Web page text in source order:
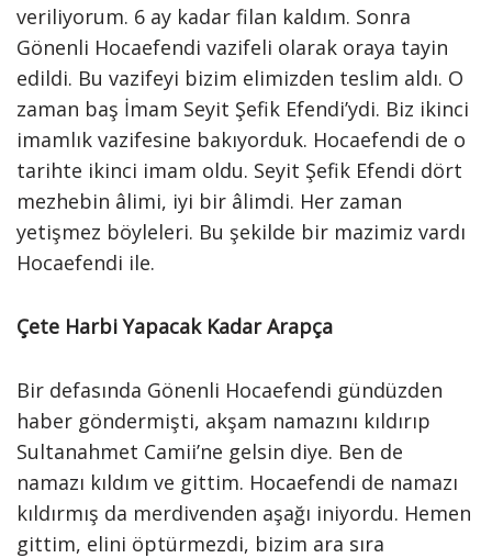
veriliyorum. 6 ay kadar filan kaldım. Sonra
Gönenli Hocaefendi vazifeli olarak oraya tayin
edildi. Bu vazifeyi bizim elimizden teslim aldı. O
zaman baş İmam Seyit Şefik Efendi’ydi. Biz ikinci
imamlık vazifesine bakıyorduk. Hocaefendi de o
tarihte ikinci imam oldu. Seyit Şefik Efendi dört
mezhebin âlimi, iyi bir âlimdi. Her zaman
yetişmez böyleleri. Bu şekilde bir mazimiz vardı
Hocaefendi ile.
Çete Harbi Yapacak Kadar Arapça
Bir defasında Gönenli Hocaefendi gündüzden
haber göndermişti, akşam namazını kıldırıp
Sultanahmet Camii’ne gelsin diye. Ben de
namazı kıldım ve gittim. Hocaefendi de namazı
kıldırmış da merdivenden aşağı iniyordu. Hemen
gittim, elini öptürmezdi, bizim ara sıra